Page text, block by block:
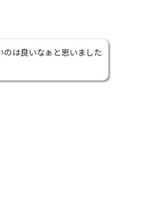
は良いなぁと思いました